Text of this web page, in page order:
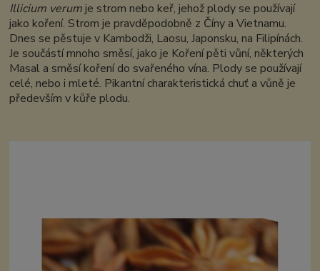
Illicium verumje strom nebo keř, jehož plody se používají
jako koření. Strom je pravděpodobně z Číny a Vietnamu.
Dnes se pěstuje v Kambodži, Laosu, Japonsku, na Filipínách.
Je součástí mnoho směsí, jako je Koření pěti vůní, některých
Masal a směsí koření do svařeného vína. Plody se používají
celé, nebo i mleté. Pikantní charakteristická chuť a vůně je
především v kůře plodu.